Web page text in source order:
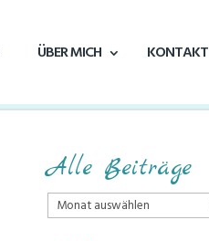
ÜBER MICH KONTAKT
Alle Beiträge
Alle